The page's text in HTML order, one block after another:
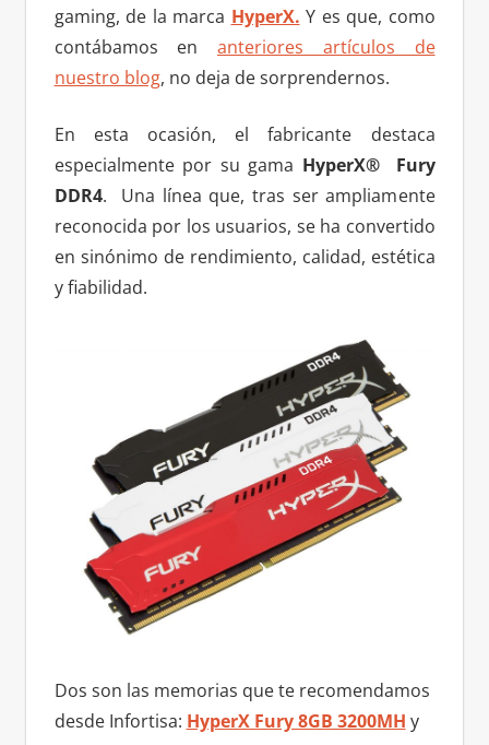
gaming, de la marca HyperX. Y es que, como
contábamos en anteriores artículos de
nuestro blog, no deja de sorprendernos.
En esta ocasión, el fabricante destaca
especialmente por su gama HyperX® Fury
DDR4. Una línea que, tras ser ampliamente
reconocida por los usuarios, se ha convertido
en sinónimo de rendimiento, calidad, estética
y fiabilidad.
Dos son las memorias que te recomendamos
desde Infortisa: HyperX Fury 8GB 3200MH y